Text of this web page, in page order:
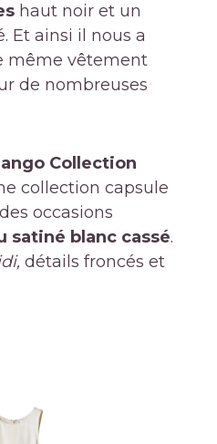
haut noir et un
Et ainsi il nous a
même vêtement
de nombreuses
Collection
collection capsule
occasions
satiné blanc cassé.
détails froncés et